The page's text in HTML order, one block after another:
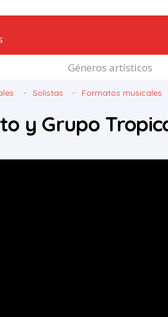
Géneros artísticos
Solistas Formatos musicales
y Grupo